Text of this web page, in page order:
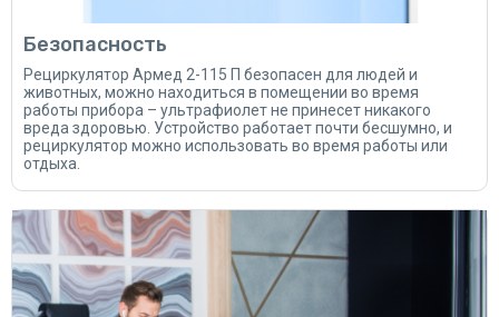
Безопасность
Рециркулятор Армед 2-115 П безопасен для людей и
животных, можно находиться в помещении во время
работы прибора – ультрафиолет не принесет никакого
вреда здоровью. Устройство работает почти бесшумно, и
рециркулятор можно использовать во время работы или
отдыха.